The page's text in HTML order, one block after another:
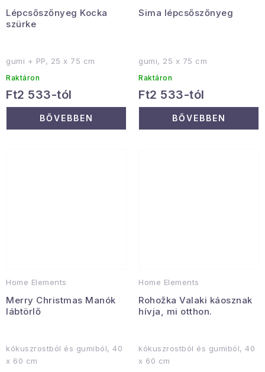
Lépcsőszőnyeg Kocka
szürke
gumi + PP, 25 x 75 cm
Raktáron
Ft2 533-tól
BŐVEBBEN
Sima lépcsőszőnyeg
gumi, 25 x 75 cm
Raktáron
Ft2 533-tól
BŐVEBBEN
Home Elements
Merry Christmas Manók
lábtörlő
kókuszrostból és gumiból, 40
x 60 cm
Home Elements
Rohožka Valaki káosznak
hívja, mi otthon.
kókuszrostból és gumiból, 40
x 60 cm